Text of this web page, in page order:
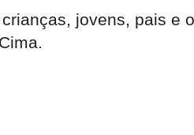
jovens, pais e